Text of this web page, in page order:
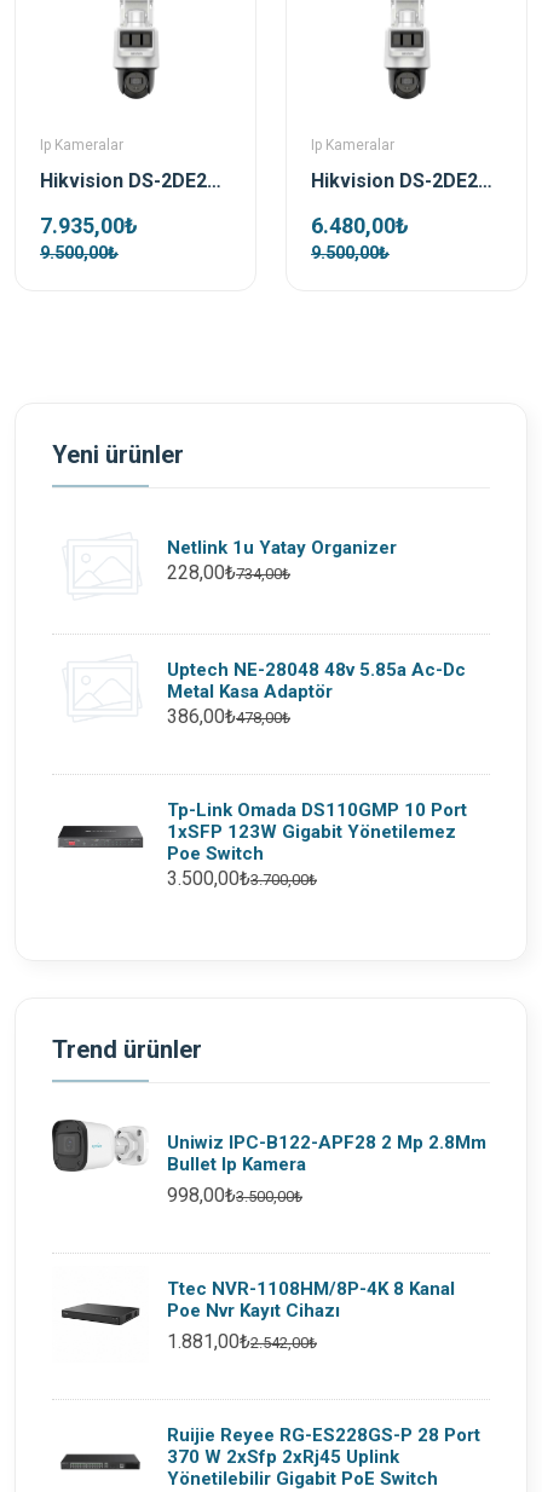
Ip Kameralar
Hikvision DS-2DE2C400IWG-K/4G/C05S10 4 MP 2.8mm Pro Solar IP Güvenlik Kamerası
7.935,00₺
9.500,00₺
Ip Kameralar
Hikvision DS-2DE2C200IWG-K/4G/C05S10 2 MP 2.8mm Pro Solar IP Güvenlik Kamerası
6.480,00₺
9.500,00₺
Yeni ürünler
Netlink 1u Yatay Organizer
228,00₺734,00₺
Uptech NE-28048 48v 5.85a Ac-Dc
Metal Kasa Adaptör
386,00₺478,00₺
Tp-Link Omada DS110GMP 10 Port
1xSFP 123W Gigabit Yönetilemez
Poe Switch
3.500,00₺3.700,00₺
Trend ürünler
Uniwiz IPC-B122-APF28 2 Mp 2.8Mm
Bullet Ip Kamera
998,00₺3.500,00₺
Ttec NVR-1108HM/8P-4K 8 Kanal
Poe Nvr Kayıt Cihazı
1.881,00₺2.542,00₺
Ruijie Reyee RG-ES228GS-P 28 Port
370 W 2xSfp 2xRj45 Uplink
Yönetilebilir Gigabit PoE Switch